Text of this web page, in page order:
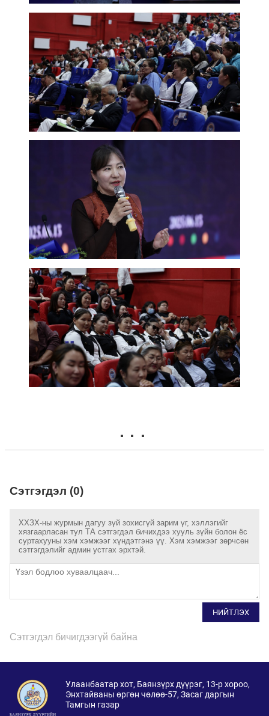
Сэтгэгдэл (0)
ХХЗХ-ны журмын дагуу зүй зохисгүй зарим үг, хэллэгийг
хязгаарласан тул ТА сэтгэгдэл бичихдээ хууль зүйн болон ёс
суртахууны хэм хэмжээг хүндэтгэнэ үү. Хэм хэмжээг зөрчсөн
сэтгэгдэлийг админ устгах эрхтэй.
НИЙТЛЭХ
Сэтгэгдэл бичигдээгүй байна
Улаанбаатар хот, Баянзүрх дүүрэг, 13-р хороо,
Энхтайваны өргөн чөлөө-57, Засаг даргын
Тамгын газар